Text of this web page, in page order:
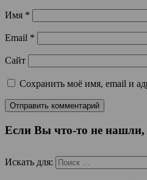
Имя *
Email *
Сайт
Сохранить моё имя, email и
Если Вы что-то не нашли,
Искать для: